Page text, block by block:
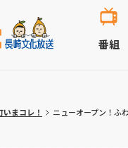
番組
いまコレ！ ニューオープン！ふ